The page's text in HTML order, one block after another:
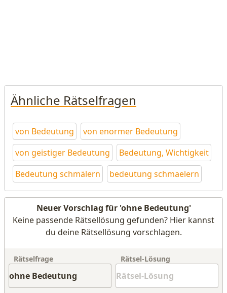
Ähnliche Rätselfragen
von Bedeutung
von enormer Bedeutung
von geistiger Bedeutung
Bedeutung, Wichtigkeit
Bedeutung schmälern
bedeutung schmaelern
Neuer Vorschlag für 'ohne Bedeutung'
Keine passende Rätsellösung gefunden? Hier kannst
du deine Rätsellösung vorschlagen.
Rätselfrage Rätsel-Lösung